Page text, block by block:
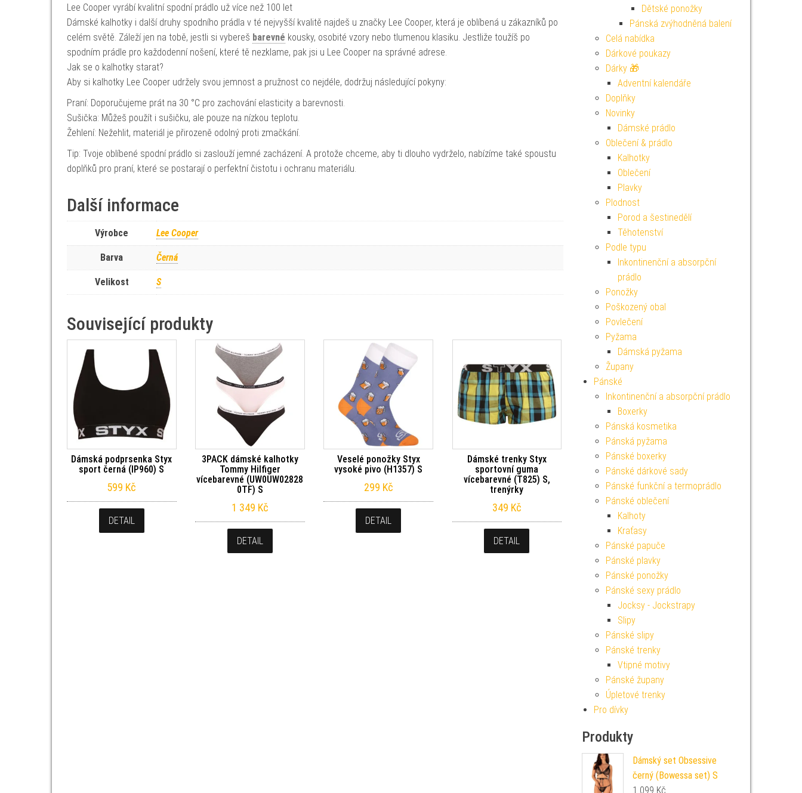
Lee Cooper vyrábí kvalitní spodní prádlo už více než 100 let
Dámské kalhotky i další druhy spodního prádla v té nejvyšší kvalitě najdeš u značky Lee Cooper, která je oblíbená u zákazníků po
celém světě. Záleží jen na tobě, jestli si vybereš barevné kousky, osobité vzory nebo tlumenou klasiku. Jestliže toužíš po
spodním prádle pro každodenní nošení, které tě nezklame, pak jsi u Lee Cooper na správné adrese.
Jak se o kalhotky starat?
Aby si kalhotky Lee Cooper udržely svou jemnost a pružnost co nejdéle, dodržuj následující pokyny:
Praní: Doporučujeme prát na 30 °C pro zachování elasticity a barevnosti.
Sušička: Můžeš použít i sušičku, ale pouze na nízkou teplotu.
Žehlení: Nežehlit, materiál je přirozeně odolný proti zmačkání.
Tip: Tvoje oblíbené spodní prádlo si zaslouží jemné zacházení. A protože chceme, aby ti dlouho vydrželo, nabízíme také spoustu
doplňků pro praní, které se postarají o perfektní čistotu i ochranu materiálu.
Další informace
Výrobce Lee Cooper
Barva Černá
Velikost S
Související produkty
Dámská podprsenka Styx
sport černá (IP960) S
599 Kč
DETAIL
3PACK dámské kalhotky
Tommy Hilfiger
vícebarevné (UW0UW02828
0TF) S
1 349 Kč
DETAIL
Veselé ponožky Styx
vysoké pivo (H1357) S
299 Kč
DETAIL
Dámské trenky Styx
sportovní guma
vícebarevné (T825) S,
trenýrky
349 Kč
DETAIL
Dětské ponožky
Pánská zvýhodněná balení
Celá nabídka
Dárkové poukazy
Dárky 🎁
Adventní kalendáře
Doplňky
Novinky
Dámské prádlo
Oblečení & prádlo
Kalhotky
Oblečení
Plavky
Plodnost
Porod a šestinedělí
Těhotenství
Podle typu
Inkontinenční a absorpční
prádlo
Ponožky
Poškozený obal
Povlečení
Pyžama
Dámská pyžama
Župany
Pánské
Inkontinenční a absorpční prádlo
Boxerky
Pánská kosmetika
Pánská pyžama
Pánské boxerky
Pánské dárkové sady
Pánské funkční a termoprádlo
Pánské oblečení
Kalhoty
Kraťasy
Pánské papuče
Pánské plavky
Pánské ponožky
Pánské sexy prádlo
Jocksy - Jockstrapy
Slipy
Pánské slipy
Pánské trenky
Vtipné motivy
Pánské župany
Úpletové trenky
Pro dívky
Produkty
Dámský set Obsessive
černý (Bowessa set) S
1 099 Kč